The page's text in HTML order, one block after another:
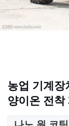
농업 기계
양이온 전